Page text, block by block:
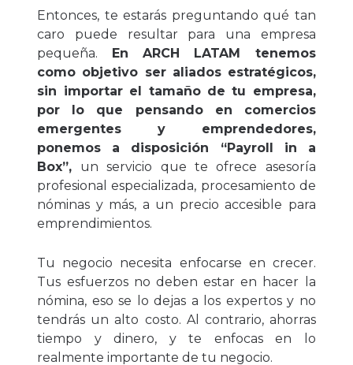
Entonces, te estarás preguntando qué tan
caro puede resultar para una empresa
pequeña.
EnARCH LATAM
tenemos
como objetivo ser aliados estratégicos,
sin importar el tamaño de tu empresa,
por lo que pensando en comercios
emergentes y emprendedores,
ponemos a disposición “Payroll in a
Box”, un servicio que te ofrece asesoría
profesional especializada, procesamiento de
nóminas y más, a un precio accesible para
emprendimientos.
Tu negocio necesita enfocarse en crecer.
Tus esfuerzos no deben estar en hacer la
nómina, eso se lo dejas a los expertos y no
tendrás un alto costo. Al contrario, ahorras
tiempo y dinero, y te enfocas en lo
realmente importante de tu negocio.